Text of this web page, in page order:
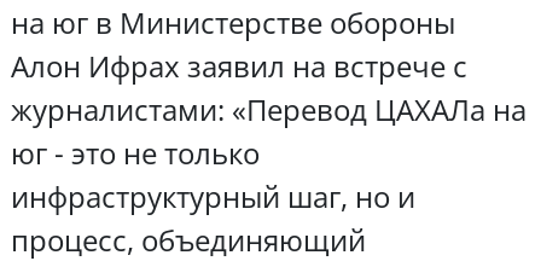
на юг в Министерстве обороны
Алон Ифрах заявил на встрече с
журналистами: «Перевод ЦАХАЛа на
юг - это не только
инфраструктурный шаг, но и
процесс, объединяющий